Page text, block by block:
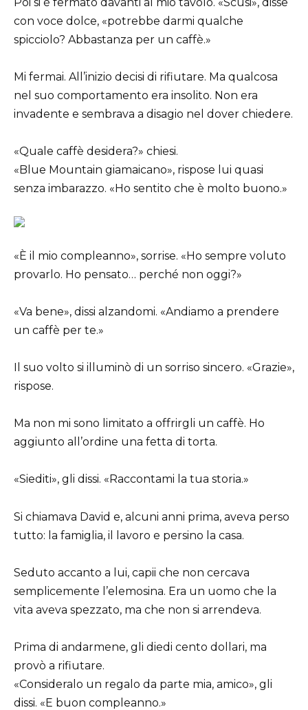
con voce dolce, «potrebbe darmi qualche
spicciolo? Abbastanza per un caffè.»
Mi fermai. All’inizio decisi di rifiutare. Ma qualcosa
nel suo comportamento era insolito. Non era
invadente e sembrava a disagio nel dover chiedere.
«Quale caffè desidera?» chiesi.
«Blue Mountain giamaicano», rispose lui quasi
senza imbarazzo. «Ho sentito che è molto buono.»
«È il mio compleanno», sorrise. «Ho sempre voluto
provarlo. Ho pensato… perché non oggi?»
«Va bene», dissi alzandomi. «Andiamo a prendere
un caffè per te.»
Il suo volto si illuminò di un sorriso sincero. «Grazie»,
rispose.
Ma non mi sono limitato a offrirgli un caffè. Ho
aggiunto all’ordine una fetta di torta.
«Siediti», gli dissi. «Raccontami la tua storia.»
Si chiamava David e, alcuni anni prima, aveva perso
tutto: la famiglia, il lavoro e persino la casa.
Seduto accanto a lui, capii che non cercava
semplicemente l’elemosina. Era un uomo che la
vita aveva spezzato, ma che non si arrendeva.
Prima di andarmene, gli diedi cento dollari, ma
provò a rifiutare.
«Consideralo un regalo da parte mia, amico», gli
dissi. «E buon compleanno.»